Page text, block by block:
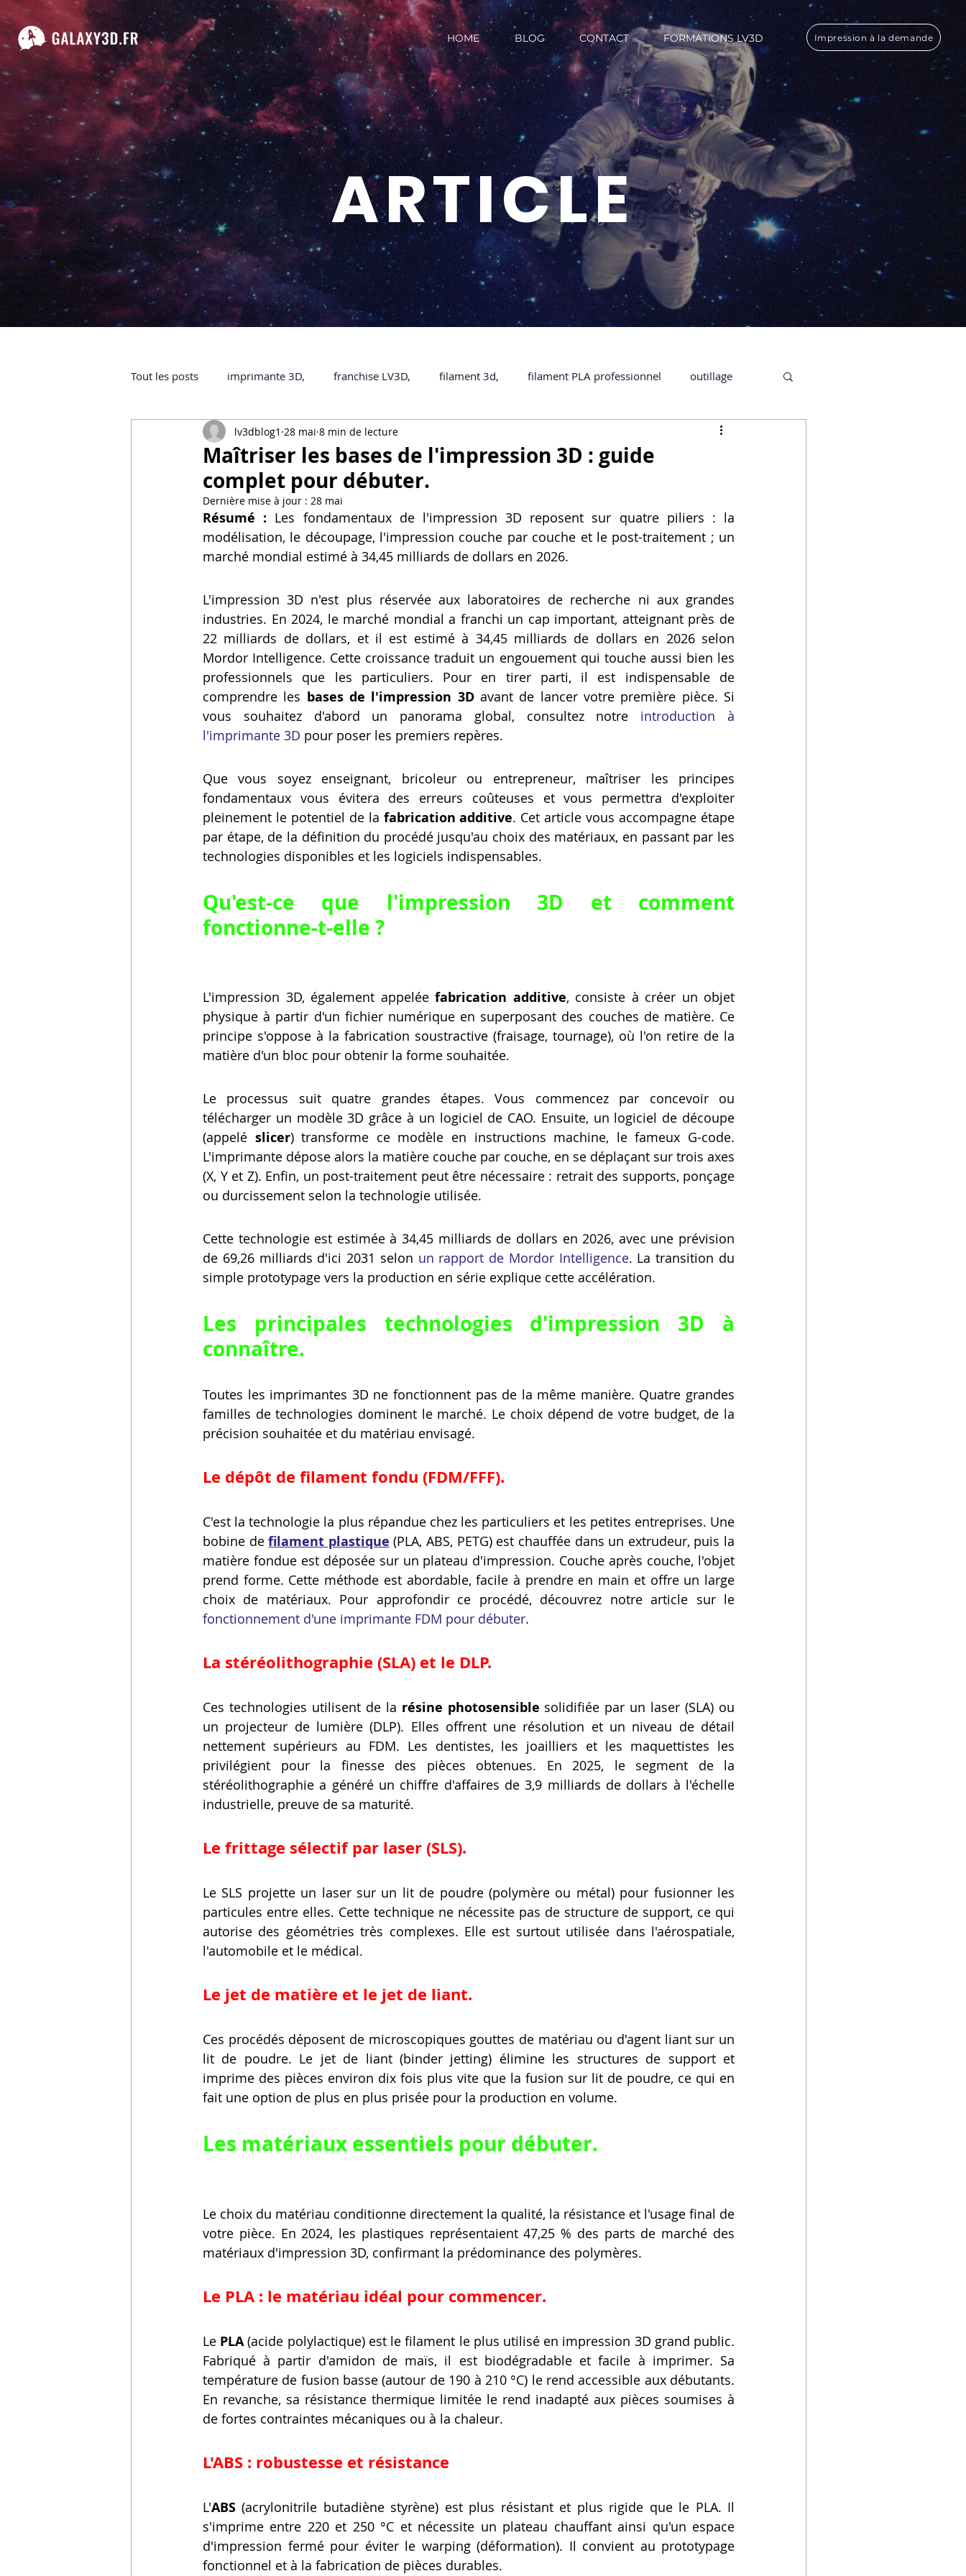
HOME BLOG CONTACT FORMATIONS LV3D Impression à la demande
ARTICLE
Tout les posts imprimante 3D, franchise LV3D, filament 3d, filament PLA professionnel outillage
impression 3D à la demande Accessoires
ARTILLERY 3D Formation impression 3D
certifiée QUALIOPI Refaire une piece en 3D Formation 3D en ligne. Formation 3D CPF CREALITY,
Creality Hi combo Artillery M1 Pro Filament PLA Service administratif en ligne Secrétaire en Ligne
Vidéos sur l'impression 3D, Artillery M1 pro Creality HI combo Filament PETG
Formation impresssion 3D formation CPF
Maîtriser les bases de l'impression 3D : guide
complet pour débuter.
lv3dblog1 28 mai 8 min de lecture
Dernière mise à jour : 28 mai
Résumé : Les fondamentaux de l'impression 3D reposent sur quatre piliers : la
modélisation, le découpage, l'impression couche par couche et le post-traitement ; un
marché mondial estimé à 34,45 milliards de dollars en 2026.
L'impression 3D n'est plus réservée aux laboratoires de recherche ni aux grandes
industries. En 2024, le marché mondial a franchi un cap important, atteignant près de
22 milliards de dollars, et il est estimé à 34,45 milliards de dollars en 2026 selon
Mordor Intelligence. Cette croissance traduit un engouement qui touche aussi bien les
professionnels que les particuliers. Pour en tirer parti, il est indispensable de
comprendre les bases de l'impression 3D avant de lancer votre première pièce. Si
vous souhaitez d'abord un panorama global, consultez notre introduction à
l'imprimante 3D pour poser les premiers repères.
Que vous soyez enseignant, bricoleur ou entrepreneur, maîtriser les principes
fondamentaux vous évitera des erreurs coûteuses et vous permettra d'exploiter
pleinement le potentiel de la fabrication additive. Cet article vous accompagne étape
par étape, de la définition du procédé jusqu'au choix des matériaux, en passant par les
technologies disponibles et les logiciels indispensables.
Qu'est-ce que l'impression 3D et comment
fonctionne-t-elle ?
L'impression 3D, également appelée fabrication additive, consiste à créer un objet
physique à partir d'un fichier numérique en superposant des couches de matière. Ce
principe s'oppose à la fabrication soustractive (fraisage, tournage), où l'on retire de la
matière d'un bloc pour obtenir la forme souhaitée.
Le processus suit quatre grandes étapes. Vous commencez par concevoir ou
télécharger un modèle 3D grâce à un logiciel de CAO. Ensuite, un logiciel de découpe
(appelé slicer) transforme ce modèle en instructions machine, le fameux G-code.
L'imprimante dépose alors la matière couche par couche, en se déplaçant sur trois axes
(X, Y et Z). Enfin, un post-traitement peut être nécessaire : retrait des supports, ponçage
ou durcissement selon la technologie utilisée.
Cette technologie est estimée à 34,45 milliards de dollars en 2026, avec une prévision
de 69,26 milliards d'ici 2031 selon un rapport de Mordor Intelligence. La transition du
simple prototypage vers la production en série explique cette accélération.
Les principales technologies d'impression 3D à
connaître.
Toutes les imprimantes 3D ne fonctionnent pas de la même manière. Quatre grandes
familles de technologies dominent le marché. Le choix dépend de votre budget, de la
précision souhaitée et du matériau envisagé.
Le dépôt de filament fondu (FDM/FFF).
C'est la technologie la plus répandue chez les particuliers et les petites entreprises. Une
bobine de filament plastique (PLA, ABS, PETG) est chauffée dans un extrudeur, puis la
matière fondue est déposée sur un plateau d'impression. Couche après couche, l'objet
prend forme. Cette méthode est abordable, facile à prendre en main et offre un large
fonctionnement d'une imprimante FDM pour débuter.
La stéréolithographie (SLA) et le DLP.
Ces technologies utilisent de la résine photosensible solidifiée par un laser (SLA) ou
un projecteur de lumière (DLP). Elles offrent une résolution et un niveau de détail
nettement supérieurs au FDM. Les dentistes, les joailliers et les maquettistes les
privilégient pour la finesse des pièces obtenues. En 2025, le segment de la
stéréolithographie a généré un chiffre d'affaires de 3,9 milliards de dollars à l'échelle
industrielle, preuve de sa maturité.
Le frittage sélectif par laser (SLS).
Le SLS projette un laser sur un lit de poudre (polymère ou métal) pour fusionner les
particules entre elles. Cette technique ne nécessite pas de structure de support, ce qui
autorise des géométries très complexes. Elle est surtout utilisée dans l'aérospatiale,
l'automobile et le médical.
Le jet de matière et le jet de liant.
Ces procédés déposent de microscopiques gouttes de matériau ou d'agent liant sur un
lit de poudre. Le jet de liant (binder jetting) élimine les structures de support et
imprime des pièces environ dix fois plus vite que la fusion sur lit de poudre, ce qui en
fait une option de plus en plus prisée pour la production en volume.
Les matériaux essentiels pour débuter.
Le choix du matériau conditionne directement la qualité, la résistance et l'usage final de
votre pièce. En 2024, les plastiques représentaient 47,25 % des parts de marché des
matériaux d'impression 3D, confirmant la prédominance des polymères.
Le PLA : le matériau idéal pour commencer.
Le PLA (acide polylactique) est le filament le plus utilisé en impression 3D grand public.
Fabriqué à partir d'amidon de maïs, il est biodégradable et facile à imprimer. Sa
température de fusion basse (autour de 190 à 210 °C) le rend accessible aux débutants.
En revanche, sa résistance thermique limitée le rend inadapté aux pièces soumises à
de fortes contraintes mécaniques ou à la chaleur.
L'ABS : robustesse et résistance
L'ABS (acrylonitrile butadiène styrène) est plus résistant et plus rigide que le PLA. Il
s'imprime entre 220 et 250 °C et nécessite un plateau chauffant ainsi qu'un espace
d'impression fermé pour éviter le warping (déformation). Il convient au prototypage
fonctionnel et à la fabrication de pièces durables.